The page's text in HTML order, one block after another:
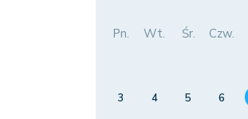
Pn. Wt. Śr. Czw.
3
4 5 6